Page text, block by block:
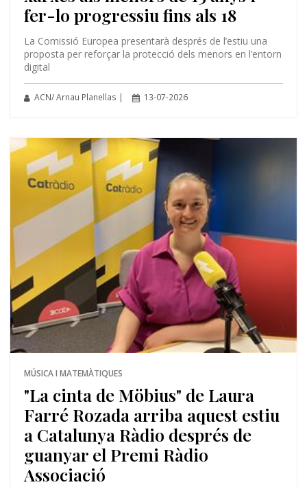
fer-lo progressiu fins als 18
La Comissió Europea presentarà després de l’estiu una
proposta per reforçar la protecció dels menors en l’entorn
digital
ACN/ Arnau Planellas | 13-07-2026
MÚSICA I MATEMÀTIQUES
"La cinta de Möbius" de Laura
Farré Rozada arriba aquest estiu
a Catalunya Ràdio després de
guanyar el Premi Ràdio
Associació